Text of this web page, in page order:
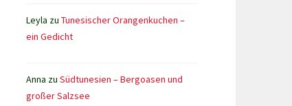
Leyla zu Tunesischer Orangenkuchen –
ein Gedicht
Anna zu Südtunesien – Bergoasen und
großer Salzsee